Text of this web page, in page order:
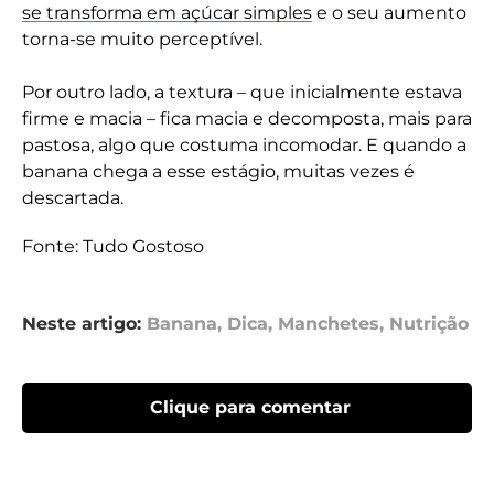
se transforma em açúcar simples e o seu aumento
torna-se muito perceptível.
Por outro lado, a textura – que inicialmente estava
firme e macia – fica macia e decomposta, mais para
pastosa, algo que costuma incomodar. E quando a
banana chega a esse estágio, muitas vezes é
descartada.
Fonte: Tudo Gostoso
Neste artigo: Banana, Dica, Manchetes, Nutrição
Clique para comentar